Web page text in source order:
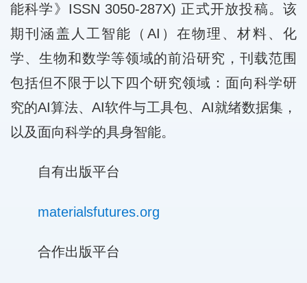
能科学》ISSN 3050-287X) 正式开放投稿。该
期刊涵盖人工智能（AI）在物理、材料、化
学、生物和数学等领域的前沿研究，刊载范围
包括但不限于以下四个研究领域：面向科学研
究的AI算法、AI软件与工具包、AI就绪数据集，
以及面向科学的具身智能。
自有出版平台
materialsfutures.org
合作出版平台